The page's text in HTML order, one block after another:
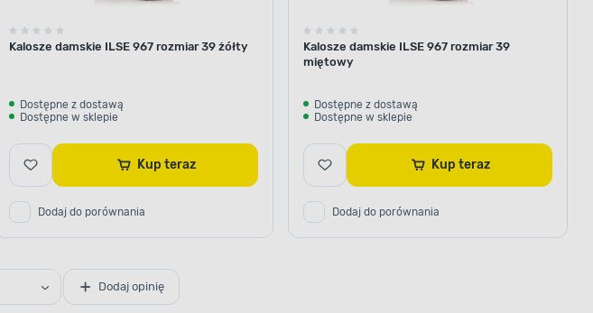
Kalosze damskie ILSE 967 rozmiar 39 żółty
Dostępne z dostawą
Dostępne w sklepie
Kup teraz
Dodaj do porównania
Kalosze damskie ILSE 967 rozmiar 39
miętowy
Dostępne z dostawą
Dostępne w sklepie
Kup teraz
Dodaj do porównania
Dodaj opinię